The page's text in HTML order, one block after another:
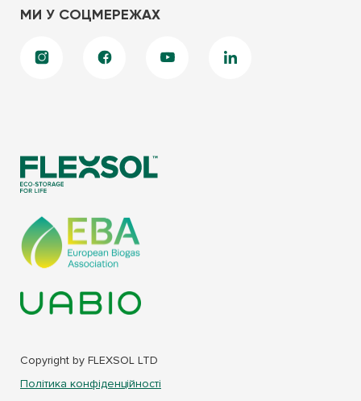
Copyright by FLEXSOL LTD
Політика конфіденційності
МИ У СОЦМЕРЕЖАХ